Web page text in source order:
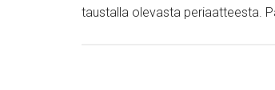
taustalla olevasta periaatteesta.